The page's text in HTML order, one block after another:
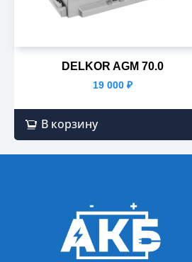
DELKOR AGM 70.0
19 000 ₽
В корзину